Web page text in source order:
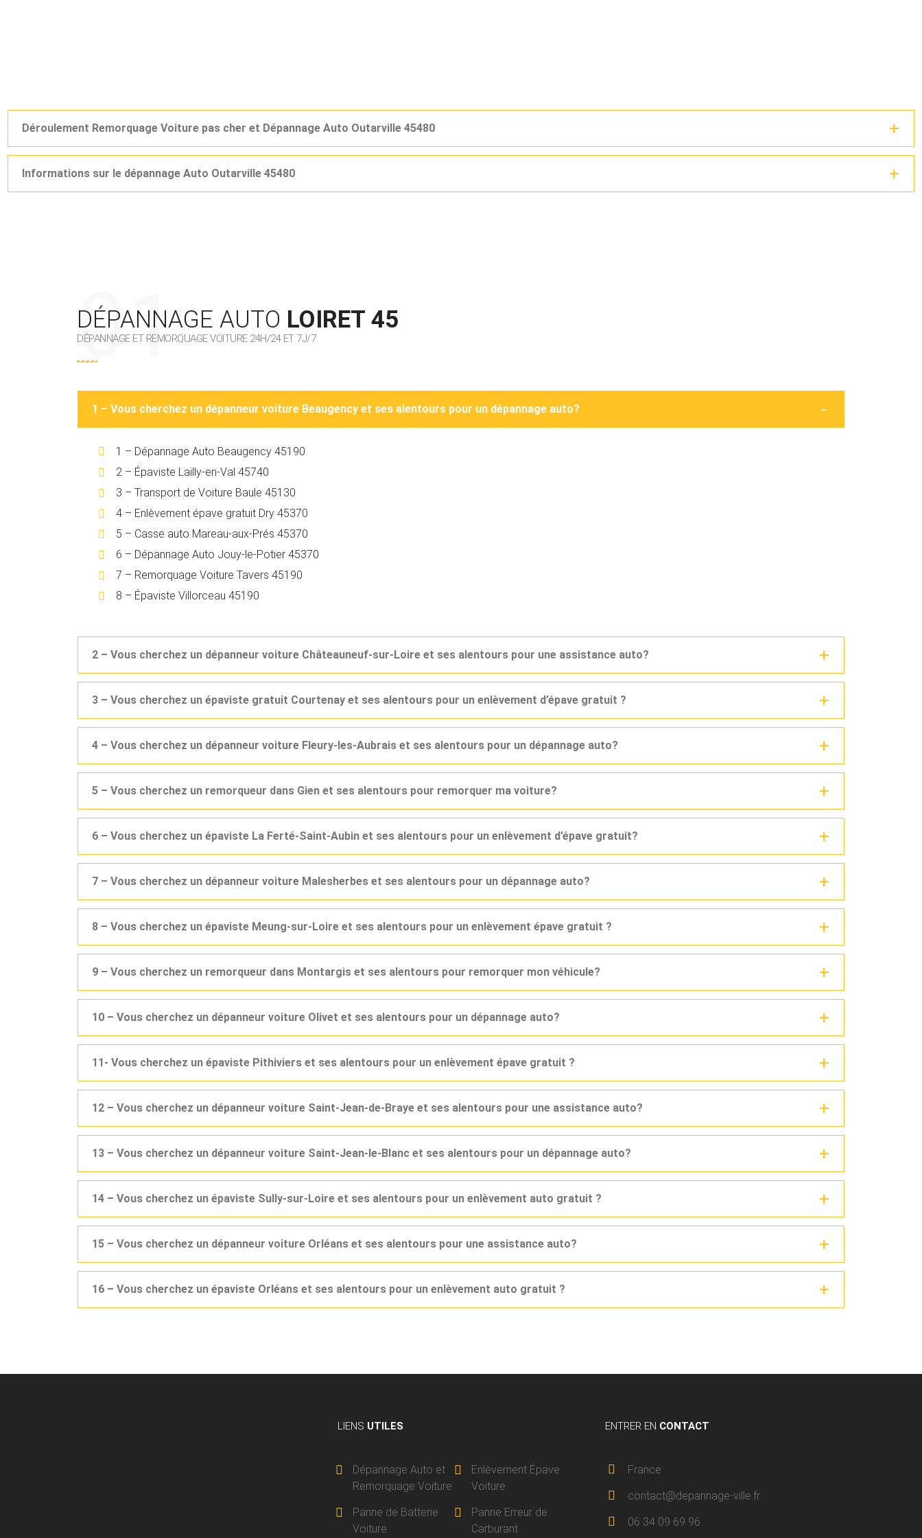
Déroulement Remorquage Voiture pas cher et Dépannage Auto Outarville 45480
Informations sur le dépannage Auto Outarville 45480
DÉPANNAGE AUTO LOIRET 45
DÉPANNAGE ET REMORQUAGE VOITURE 24H/24 ET 7J/7
1 – Vous cherchez un dépanneur voiture Beaugency et ses alentours pour un dépannage auto?
1 – Dépannage Auto Beaugency 45190
2 – Épaviste Lailly-en-Val 45740
3 – Transport de Voiture Baule 45130
4 – Enlèvement épave gratuit Dry 45370
5 – Casse auto Mareau-aux-Prés 45370
6 – Dépannage Auto Jouy-le-Potier 45370
7 – Remorquage Voiture Tavers 45190
8 – Épaviste Villorceau 45190
2 – Vous cherchez un dépanneur voiture Châteauneuf-sur-Loire et ses alentours pour une assistance auto?
3 – Vous cherchez un épaviste gratuit Courtenay et ses alentours pour un enlèvement d’épave gratuit ?
4 – Vous cherchez un dépanneur voiture Fleury-les-Aubrais et ses alentours pour un dépannage auto?
5 – Vous cherchez un remorqueur dans Gien et ses alentours pour remorquer ma voiture?
6 – Vous cherchez un épaviste La Ferté-Saint-Aubin et ses alentours pour un enlèvement d’épave gratuit?
7 – Vous cherchez un dépanneur voiture Malesherbes et ses alentours pour un dépannage auto?
8 – Vous cherchez un épaviste Meung-sur-Loire et ses alentours pour un enlèvement épave gratuit ?
9 – Vous cherchez un remorqueur dans Montargis et ses alentours pour remorquer mon véhicule?
10 – Vous cherchez un dépanneur voiture Olivet et ses alentours pour un dépannage auto?
11- Vous cherchez un épaviste Pithiviers et ses alentours pour un enlèvement épave gratuit ?
12 – Vous cherchez un dépanneur voiture Saint-Jean-de-Braye et ses alentours pour une assistance auto?
13 – Vous cherchez un dépanneur voiture Saint-Jean-le-Blanc et ses alentours pour un dépannage auto?
14 – Vous cherchez un épaviste Sully-sur-Loire et ses alentours pour un enlèvement auto gratuit ?
15 – Vous cherchez un dépanneur voiture Orléans et ses alentours pour une assistance auto?
16 – Vous cherchez un épaviste Orléans et ses alentours pour un enlèvement auto gratuit ?
LIENS UTILES
Dépannage Auto et
Remorquage Voiture
Enlèvement Épave
Voiture
Panne de Batterie
Voiture
Panne Erreur de
Carburant
ENTRER EN CONTACT
France
contact@depannage-ville.fr
06 34 09 69 96